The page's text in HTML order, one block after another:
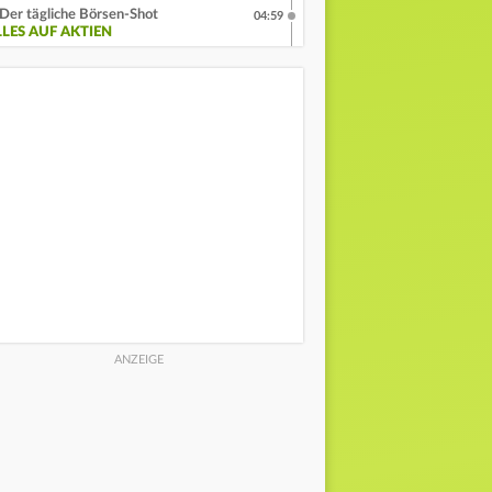
tägliche Börsen-Shot
AUF AKTIEN
04:59